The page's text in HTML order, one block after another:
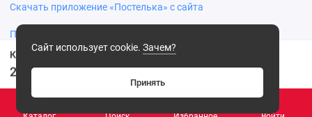
Колготки женские 5 размер 40 ден Загар MiNiMi
299 .00 ₽
Сайт использует cookie. Зачем?
Принять
Скачать приложение «Постелька» с сайта
Политика конфиденциальности